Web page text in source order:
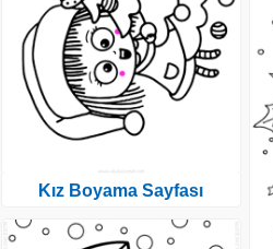
Kız Boyama Sayfası